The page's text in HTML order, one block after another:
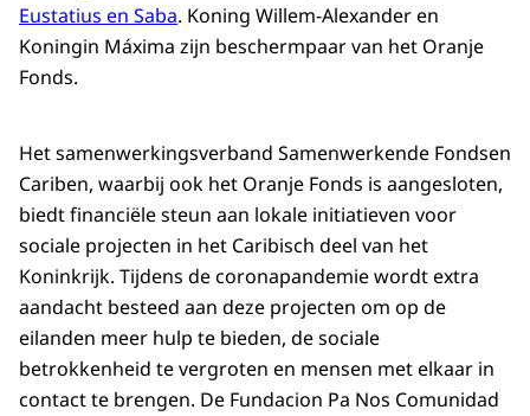
Eustatius en Saba. Koning Willem-Alexander en
Koningin Máxima zijn beschermpaar van het Oranje
Fonds.
Het samenwerkingsverband Samenwerkende Fondsen
Cariben, waarbij ook het Oranje Fonds is aangesloten,
biedt financiële steun aan lokale initiatieven voor
sociale projecten in het Caribisch deel van het
Koninkrijk. Tijdens de coronapandemie wordt extra
aandacht besteed aan deze projecten om op de
eilanden meer hulp te bieden, de sociale
betrokkenheid te vergroten en mensen met elkaar in
contact te brengen. De Fundacion Pa Nos Comunidad